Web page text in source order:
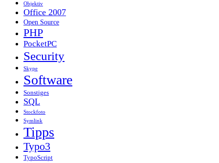
Objektiv
Office 2007
Open Source
PHP
PocketPC
Security
Skype
Software
Sonstiges
SQL
Stockfoto
Symlink
Tipps
Typo3
TypoScript